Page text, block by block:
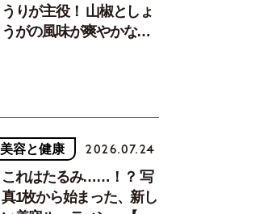
うりが主役！ 山椒としょ
うがの風味が爽やかな、
美容と健康 2026.07.24
これはたるみ……！？ 写
真1枚から始まった、新し